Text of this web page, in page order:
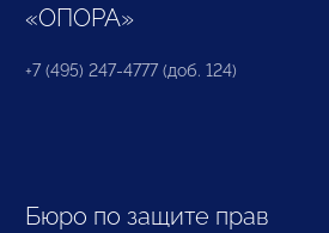
«ОПОРА»
+7 (495) 247-4777 (доб. 124)
Бюро по защите прав